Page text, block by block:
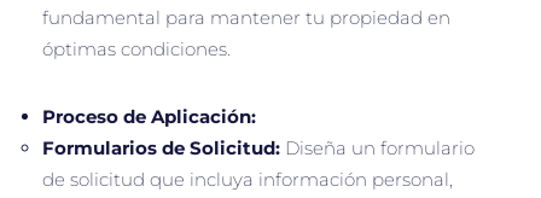
fundamental para mantener tu propiedad en
óptimas condiciones.
Proceso de Aplicación:
Formularios de Solicitud: Diseña un formulario
de solicitud que incluya información personal,